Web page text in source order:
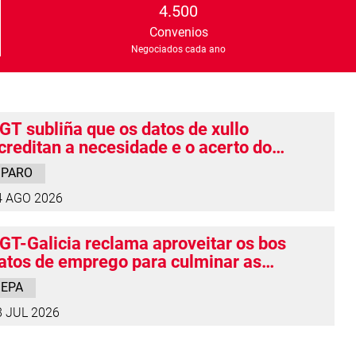
4.500
Convenios
Negociados cada ano
subliña que os datos de xullo
a necesidade e o acerto do
de regularización de persoas
e confirman a fortaleza do
de traballo
PARO
AGO 2026
Galicia reclama aproveitar os bos
de emprego para culminar as
pendentes do mercado laboral
EPA
JUL 2026